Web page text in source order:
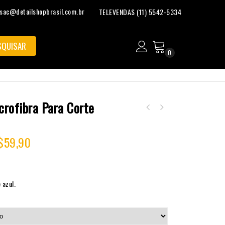
sac@detailshopbrasil.com.br TELEVENDAS (11) 5542-5334
0
Para Corte
59,90
azul.